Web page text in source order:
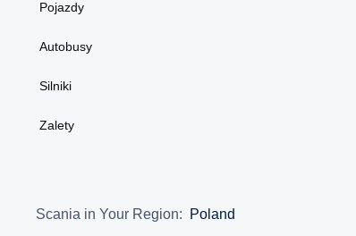
Pojazdy
Autobusy
Silniki
Zalety
Scania in Your Region: Poland